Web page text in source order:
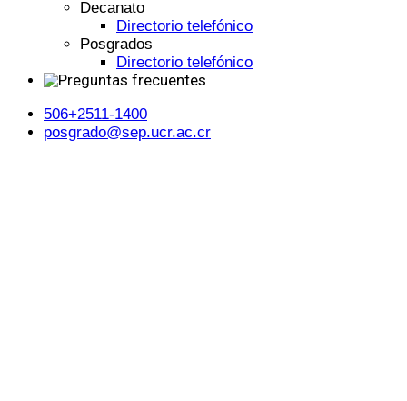
Decanato
Directorio telefónico
Posgrados
Directorio telefónico
506+2511-1400
posgrado@sep.ucr.ac.cr